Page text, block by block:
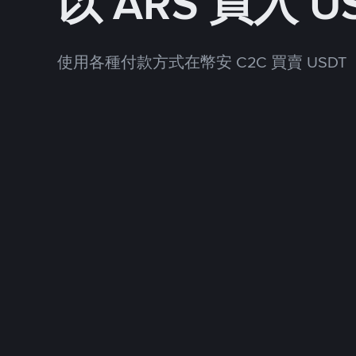
使用各種付款方式在幣安 C2C 買賣 USDT